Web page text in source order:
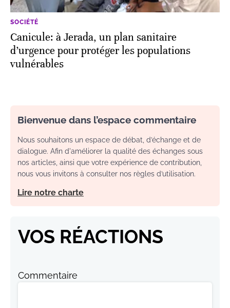
SOCIÉTÉ
Canicule: à Jerada, un plan sanitaire
d’urgence pour protéger les populations
vulnérables
Bienvenue dans l’espace commentaire
Nous souhaitons un espace de débat, d’échange et de
dialogue. Afin d'améliorer la qualité des échanges sous
nos articles, ainsi que votre expérience de contribution,
nous vous invitons à consulter nos règles d’utilisation.
Lire notre charte
VOS RÉACTIONS
Commentaire